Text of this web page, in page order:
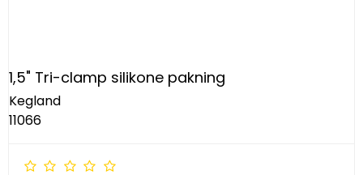
1,5" Tri-clamp silikone pakning
Kegland
11066